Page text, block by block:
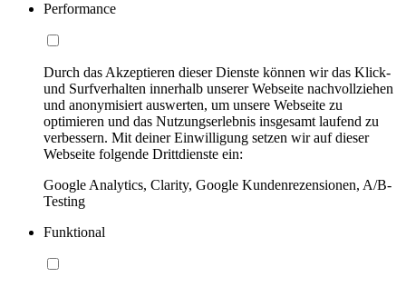
Performance
Durch das Akzeptieren dieser Dienste können wir das Klick-
und Surfverhalten innerhalb unserer Webseite nachvollziehen
und anonymisiert auswerten, um unsere Webseite zu
optimieren und das Nutzungserlebnis insgesamt laufend zu
verbessern. Mit deiner Einwilligung setzen wir auf dieser
Webseite folgende Drittdienste ein:
Google Analytics, Clarity, Google Kundenrezensionen, A/B-
Testing
Funktional